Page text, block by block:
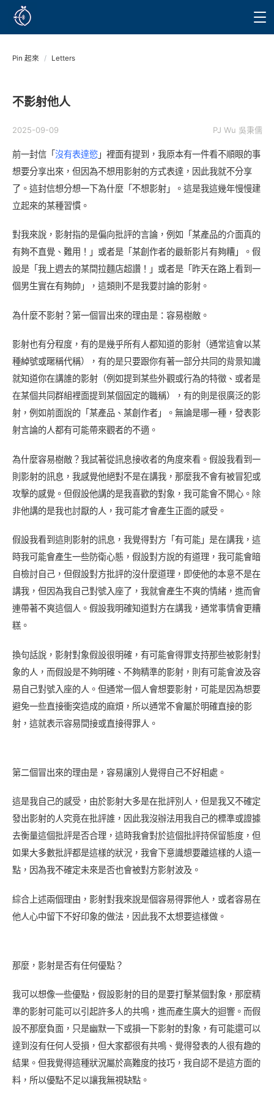
Pin 起來 / Letters
不影射他人
2025-09-09 PJ Wu 吳秉儒
前一封信「沒有表達慾」裡面有提到，我原本有一件看不順眼的事
想要分享出來，但因為不想用影射的方式表達，因此我就不分享
了。這封信想分想一下為什麼「不想影射」。這是我這幾年慢慢建
立起來的某種習慣。
對我來說，影射指的是偏向批評的言論，例如「某產品的介面真的
有夠不直覺、難用！」或者是「某創作者的最新影片有夠糟」。假
設是「我上週去的某間拉麵店超讚！」或者是「昨天在路上看到一
個男生實在有夠帥」，這類則不是我要討論的影射。
為什麼不影射？第一個冒出來的理由是：容易樹敵。
影射也有分程度，有的是幾乎所有人都知道的影射（通常這會以某
種綽號或暱稱代稱），有的是只要跟你有著一部分共同的背景知識
就知道你在講誰的影射（例如提到某些外觀或行為的特徵、或者是
在某個共同群組裡面提到某個固定的職稱），有的則是很廣泛的影
射，例如前面說的「某產品、某創作者」。無論是哪一種，發表影
射言論的人都有可能帶來觀者的不適。
為什麼容易樹敵？我試著從訊息接收者的角度來看。假設我看到一
則影射的訊息，我感覺他絕對不是在講我，那麼我不會有被冒犯或
攻擊的感覺。但假設他講的是我喜歡的對象，我可能會不開心。除
非他講的是我也討厭的人，我可能才會產生正面的感受。
假設我看到這則影射的訊息，我覺得對方「有可能」是在講我，這
時我可能會產生一些防衛心態，假設對方說的有道理，我可能會暗
自檢討自己，但假設對方批評的沒什麼道理，即使他的本意不是在
講我，但因為我自己對號入座了，我就會產生不爽的情緒，進而會
連帶著不爽這個人。假設我明確知道對方在講我，通常事情會更糟
糕。
換句話說，影射對象假設很明確，有可能會得罪支持那些被影射對
象的人，而假設是不夠明確、不夠精準的影射，則有可能會波及容
易自己對號入座的人。但通常一個人會想要影射，可能是因為想要
避免一些直接衝突造成的麻煩，所以通常不會屬於明確直接的影
射，這就表示容易間接或直接得罪人。
第二個冒出來的理由是，容易讓別人覺得自己不好相處。
這是我自己的感受，由於影射大多是在批評別人，但是我又不確定
發出影射的人究竟在批評誰，因此我沒辦法用我自己的標準或證據
去衡量這個批評是否合理，這時我會對於這個批評持保留態度，但
如果大多數批評都是這樣的狀況，我會下意識想要離這樣的人遠一
點，因為我不確定未來是否也會被對方影射波及。
綜合上述兩個理由，影射對我來說是個容易得罪他人，或者容易在
他人心中留下不好印象的做法，因此我不太想要這樣做。
那麼，影射是否有任何優點？
我可以想像一些優點，假設影射的目的是要打擊某個對象，那麼精
準的影射可能可以引起許多人的共鳴，進而產生廣大的迴響。而假
設不那麼負面，只是幽默一下或損一下影射的對象，有可能還可以
達到沒有任何人受損，但大家都很有共鳴、覺得發表的人很有趣的
結果。但我覺得這種狀況屬於高難度的技巧，我自認不是這方面的
料，所以優點不足以讓我無視缺點。